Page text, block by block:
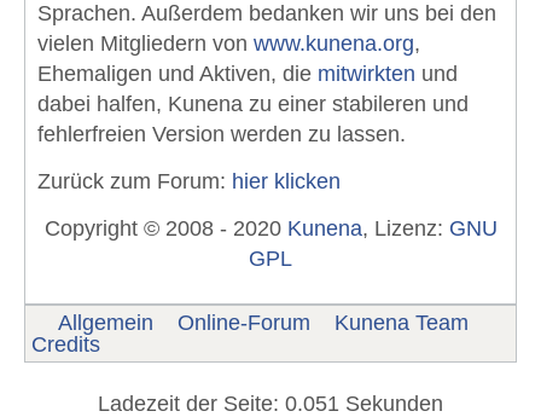
Sprachen. Außerdem bedanken wir uns bei den
vielen Mitgliedern von www.kunena.org,
Ehemaligen und Aktiven, die mitwirkten und
dabei halfen, Kunena zu einer stabileren und
fehlerfreien Version werden zu lassen.
Zurück zum Forum: hier klicken
Copyright © 2008 - 2020 Kunena, Lizenz: GNU
GPL
Allgemein Online-Forum
Kunena Team
Credits
Ladezeit der Seite: 0.051 Sekunden